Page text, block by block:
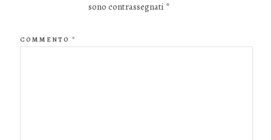
sono contrassegnati *
COMMENTO *